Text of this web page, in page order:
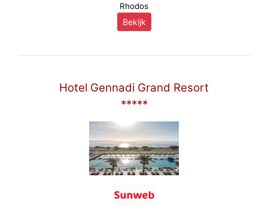
Rhodos
Bekijk
Hotel Gennadi Grand Resort
*****